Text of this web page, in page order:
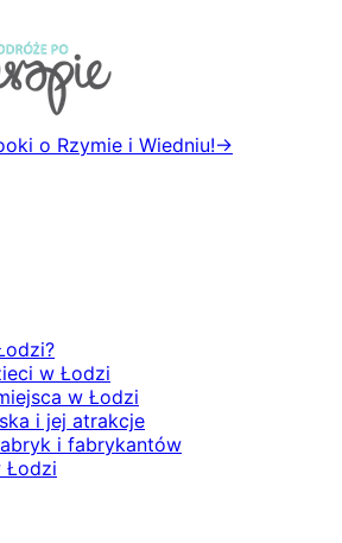
o Rzymie i Wiedniu!→
w Łodzi
w Łodzi
i jej atrakcje
i fabrykantów
Łodzi